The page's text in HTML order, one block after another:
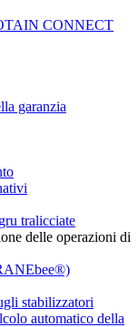
CONNECT
garanzia
tralicciate
delle operazioni di
stabilizzatori
automatico della